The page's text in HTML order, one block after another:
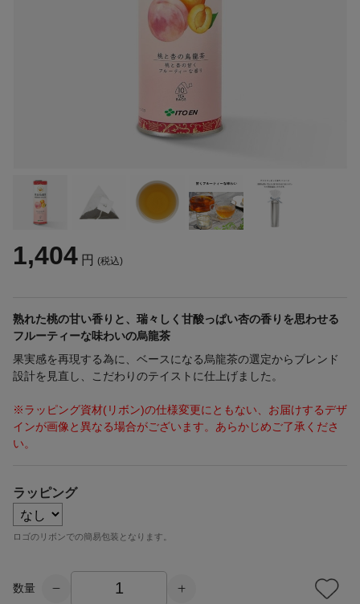
熟れた桃の甘い香りと、瑞々しく甘酸っぱい杏の香りを思わせる
フルーティーな味わいの烏龍茶
果実感を再現する為に、ベースになる烏龍茶の選定からブレンド
設計を見直し、こだわりのテイストに仕上げました。
※ラッピング資材(リボン)の仕様変更にともない、お届けするデザ
インが画像と異なる場合がございます。あらかじめご了承くださ
い。
1,404 円 (税込)
ラッピング
ロゴのリボンでの簡易包装となります。
数量